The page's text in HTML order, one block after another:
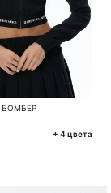
+ 4 цвета